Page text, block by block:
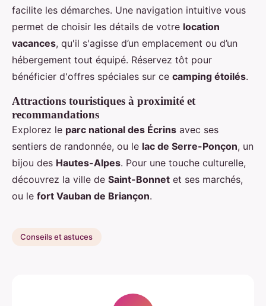
facilite les démarches. Une navigation intuitive vous
permet de choisir les détails de votre location
vacances, qu'il s'agisse d’un emplacement ou d’un
hébergement tout équipé. Réservez tôt pour
bénéficier d'offres spéciales sur ce camping étoilés.
Attractions touristiques à proximité et
recommandations
Explorez le parc national des Écrins avec ses
sentiers de randonnée, ou le lac de Serre-Ponçon, un
bijou des Hautes-Alpes. Pour une touche culturelle,
découvrez la ville de Saint-Bonnet et ses marchés,
ou le fort Vauban de Briançon.
Conseils et astuces